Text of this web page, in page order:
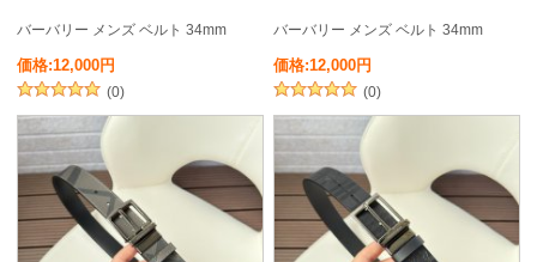
バーバリー メンズ ベルト 34mm
価格:12,000円
(0)
バーバリー メンズ ベルト 34mm
価格:12,000円
(0)